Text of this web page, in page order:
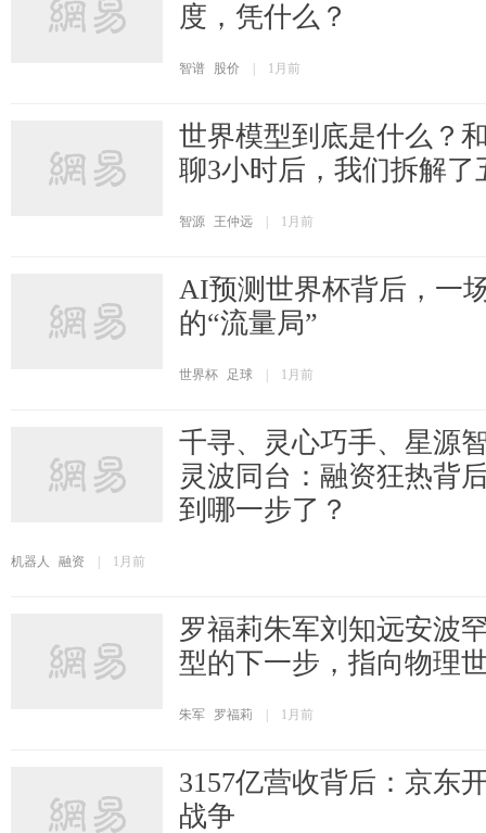
度，凭什么？
智谱 股价 1月前
世界模型到底是什么？
聊3小时后，我们拆解了
智源 王仲远 1月前
AI预测世界杯背后，一
的“流量局”
世界杯 足球 1月前
千寻、灵心巧手、星源
灵波同台：融资狂热背
到哪一步了？
机器人 融资 1月前
罗福莉朱军刘知远安波
型的下一步，指向物理
朱军 罗福莉 1月前
3157亿营收背后：京东
战争